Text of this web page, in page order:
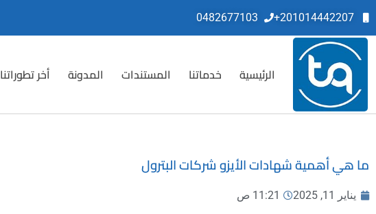
201014442207+
0482677103
الرئيسية خدماتنا المستندات المدونة أخر تطوراتنا
ما هي أهمية شهادات الأيزو شركات البترول
يناير 11, 2025 11:21 ص